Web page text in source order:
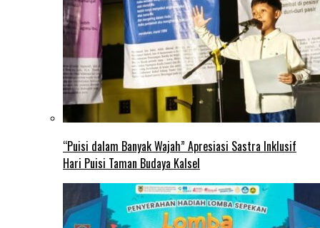
“Puisi dalam Banyak Wajah” Apresiasi Sastra Inklusif
Hari Puisi Taman Budaya Kalsel